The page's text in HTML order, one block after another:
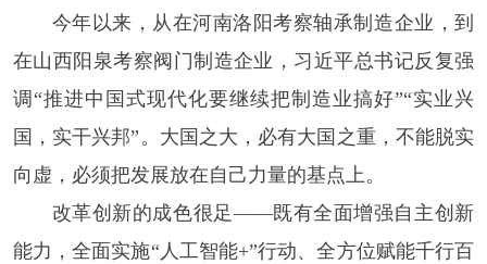
今年以来，从在河南洛阳考察轴承制造企业，到
在山西阳泉考察阀门制造企业，习近平总书记反复强
调“推进中国式现代化要继续把制造业搞好”“实业兴
国，实干兴邦”。大国之大，必有大国之重，不能脱实
向虚，必须把发展放在自己力量的基点上。
改革创新的成色很足——既有全面增强自主创新
能力，全面实施“人工智能+”行动、全方位赋能千行百